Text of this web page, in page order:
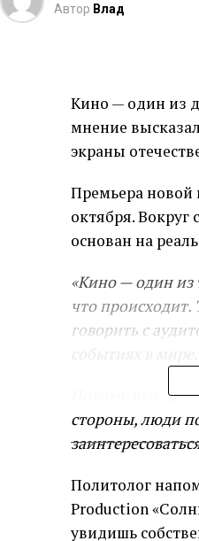
Автор Влад
Кино — один из
мнение
экраны
Премьера новой
октября. Вокруг
основан на
«Кино — один из
что
говорить с
Потому что,
стороны, люди
Политолог
Production
увидишь